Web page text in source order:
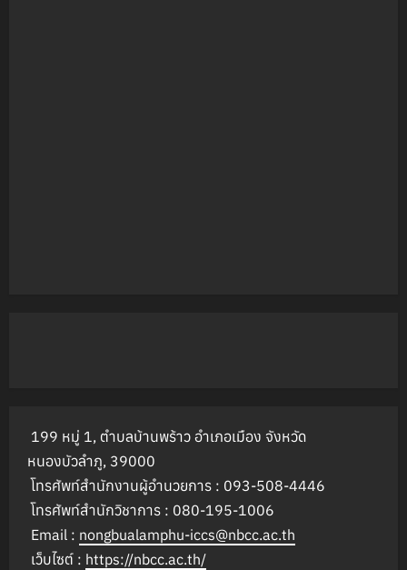
199 หมู่ 1, ตำบลบ้านพร้าว อำเภอเมือง จังหวัด
หนองบัวลำภู, 39000
โทรศัพท์สำนักงานผู้อำนวยการ : 093-508-4446
โทรศัพท์สำนักวิชาการ : 080-195-1006
Email : nongbualamphu-iccs@nbcc.ac.th
เว็บไซต์ : https://nbcc.ac.th/